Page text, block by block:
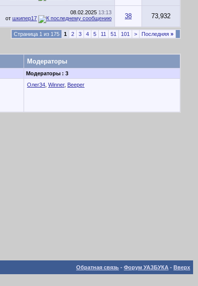
08.02.2025 13:13
от шкипер17 38 73,932
Страница 1 из 175 1 2 3 4 5 11 51 101 > Последняя »
Модераторы
Модераторы : 3
Олег34 Winner, Beeper
Обратная связь - Форум УАЗБУКА - Вверх